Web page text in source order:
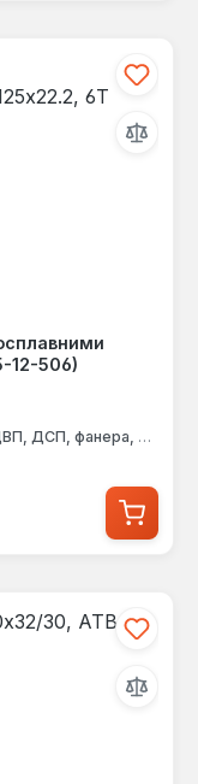
12-506)
ДСП, фанера, МДФ